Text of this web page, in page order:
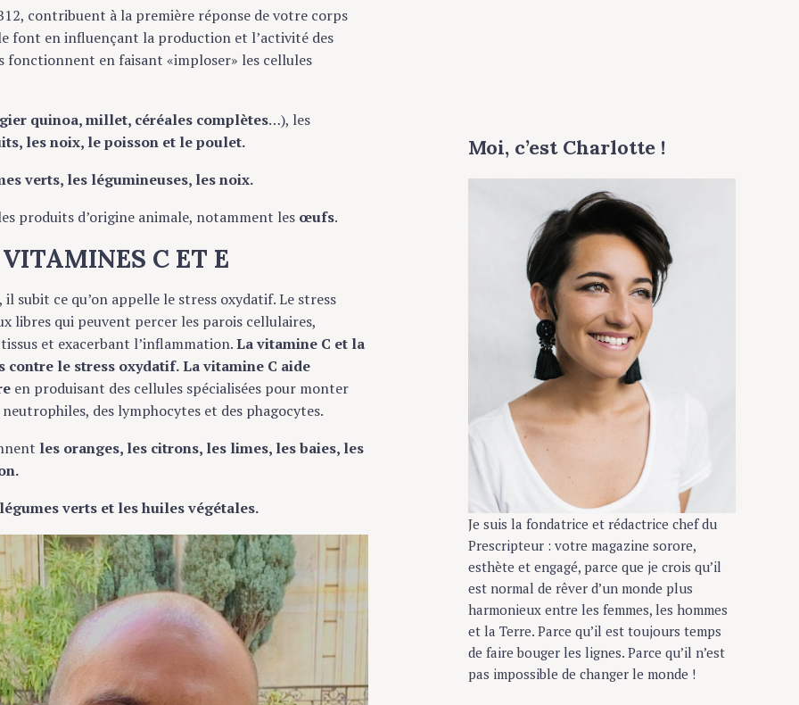
Moi, c’est Charlotte !
Je suis la fondatrice et rédactrice chef du
Prescripteur : votre magazine sorore,
esthète et engagé, parce que je crois qu’il
est normal de rêver d’un monde plus
harmonieux entre les femmes, les hommes
et la Terre. Parce qu’il est toujours temps
de faire bouger les lignes. Parce qu’il n’est
pas impossible de changer le monde !
contribuent à la première réponse de votre corps
font en influençant la production et l’activité des
fonctionnent en faisant «imploser» les cellules
quinoa, millet, céréales complètes…), les
les noix, le poisson et le poulet.
verts, les légumineuses, les noix.
produits d’origine animale, notamment les œufs.
C ET E
subit ce qu’on appelle le stress oxydatif. Le stress
libres qui peuvent percer les parois cellulaires,
et exacerbant l’inflammation.La vitamine C et la
contre le stress oxydatif.La vitamine C aide
en produisant des cellules spécialisées pour monter
des lymphocytes et des phagocytes.
les oranges, les citrons, les limes, les baies, les
verts et les huiles végétales.